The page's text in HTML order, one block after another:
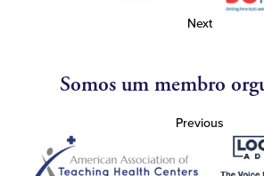
Next
Somos um membro
Previous